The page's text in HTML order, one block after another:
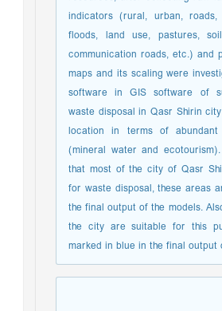
indicators (rural, urban,
floods, land use, pastures,
communication roads, etc.) and
maps and its scaling were
software in GIS software of
waste disposal in Qasr Shirin
location in terms of
(mineral water and
that most of the city of Qasr
for waste disposal, these areas
the final output of the models.
the city are suitable for this
marked in blue in the final output